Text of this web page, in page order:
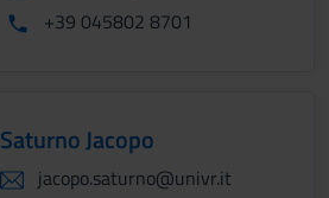
+39 045802 8701
Saturno Jacopo
jacopo.saturno@univr.it